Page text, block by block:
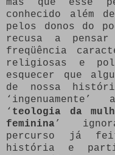
mas que esse
conhecido além
pelos donos do
recusa a
freqüência
religiosas e
esquecer que
de nossa
‘ teologia da
feminina ’
percurso já
história e